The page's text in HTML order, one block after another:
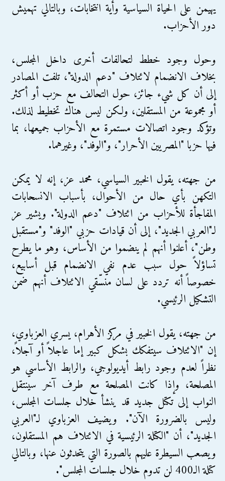
يهيمن على الحياة السياسية وأية انتخابات، وبالتالي تهميش
دور الأحزاب.
وحول وجود خطط لتحالفات أخرى داخل المجلس،
بخلاف الانضمام لائتلاف "دعم الدولة"، تلفت المصادر
إلى أن كل شيء جائز، حول التحالف مع حزب أو أكثر
أو مجموعة من المستقلين، ولكن ليس هناك تخطيط لذلك.
وتؤكد وجود اتصالات مستمرة مع الأحزاب جميعها، بما
فيها حزبا "المصريين الأحرار"، و"الوفد"، وغيرهما.
من جهته، يقول الخبير السياسي، محمد عز، إنه لا يمكن
التكهن بأي حال من الأحوال، بأسباب الانسحابات
المفاجأة للأحزاب من ائتلاف "دعم الدولة". ويشير عز
لـ"العربي الجديد"، إلى أن قيادات حزبي "الوفد" و"مستقبل
وطن"، أعلنوا أنهم لم ينضموا من الأساس، وهو ما يطرح
تساؤلاً حول سبب عدم نفي الانضمام قبل أسابيع،
خصوصاً أنه تردد على لسان منسّقي الائتلاف أنهم ضمن
التشكيل الرئيسي.
من جهته، يقول الخبير في مركز الأهرام، يسري العزباوي،
إن "الائتلاف سيتفكك بشكل كبير إما عاجلاً أو آجلاً،
نظراً لعدم وجود رابط أيديولوجي، والرابط الأساسي هو
المصلحة، وإذا كانت المصلحة مع طرف آخر سينتقل
النواب إلى تكتل جديد قد ينشأ خلال جلسات المجلس،
وليس بالضرورة الآن". ويضيف العزباوي لـ"العربي
الجديد"، أن "الكتلة الرئيسية في الائتلاف هم المستقلون،
ويصعب السيطرة عليهم بالصورة التي يتحدثون عنها، وبالتالي
كتلة الـ400 لن تدوم خلال جلسات المجلس".